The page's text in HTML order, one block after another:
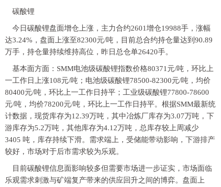
碳酸锂
今日碳酸锂盘面增仓上涨，主力合约2601增仓19988手，涨幅
达3.24%，盘面上涨至82300元/吨，目前总合约持仓量达到90.89
万手，持仓量持续维持高位，昨日总仓单26420手。
基本面方面：SMM电池级碳酸锂指数价格80371元/吨，环比上
一工作日上涨108元/吨；电池级碳酸锂78500-82300元/吨，均价
80400元/吨，环比上一工作日持平；工业级碳酸锂77800-78600
元/吨，均价78200元/吨，环比上一工作日持平。根据SMM最新统
计数据，现货库存为12.39万吨，其中冶炼厂库存为3.07万吨，下
游库存为5.2万吨，其他库存为4.12万吨，总库存较上周减少
3405 吨，库存持续下滑。需求端上，受储能带动影响，下游排产
较好，市场对于后市需求较为乐观。
目前碳酸锂信息面影响较多但需要市场进一步证实，市场面临
乐观需求刺激与矿端复产带来的供应回升之间的博弈。盘面上